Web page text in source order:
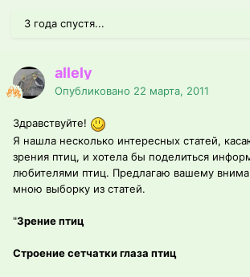
3 года спустя...
allely
Опубликовано 22 марта, 2011
Здравствуйте!
Я нашла несколько интересных статей,
зрения птиц, и хотела бы поделиться
любителями птиц. Предлагаю вашему
мною выборку из статей.
"Зрение птиц
Строение сетчатки глаза птиц